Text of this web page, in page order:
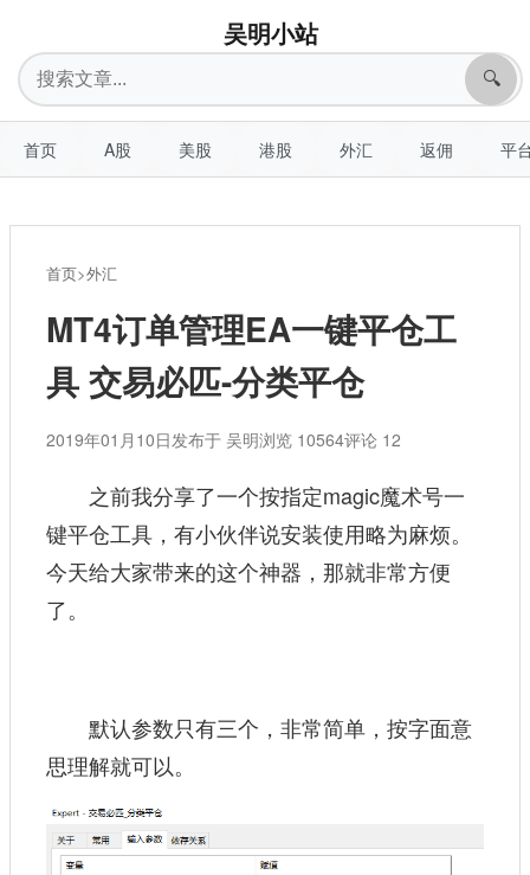
吴明小站
搜
索
🔍
首页 A股 美股 港股 外汇 返佣 平
首页>外汇
MT4订单管理EA一键平仓工
具 交易必匹-分类平仓
2019年01月10日发布于 吴明浏览 10564评论 12
之前我分享了一个按指定magic魔术号一
键平仓工具，有小伙伴说安装使用略为麻烦。
今天给大家带来的这个神器，那就非常方便
了。
默认参数只有三个，非常简单，按字面意
思理解就可以。